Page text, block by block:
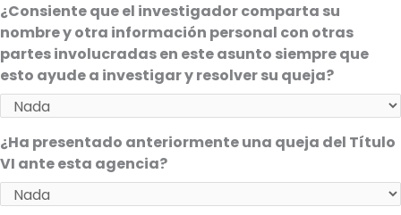
¿Consiente que el investigador comparta su
nombre y otra información personal con otras
partes involucradas en este asunto siempre que
esto ayude a investigar y resolver su queja?
¿Ha presentado anteriormente una queja del Título
VI ante esta agencia?